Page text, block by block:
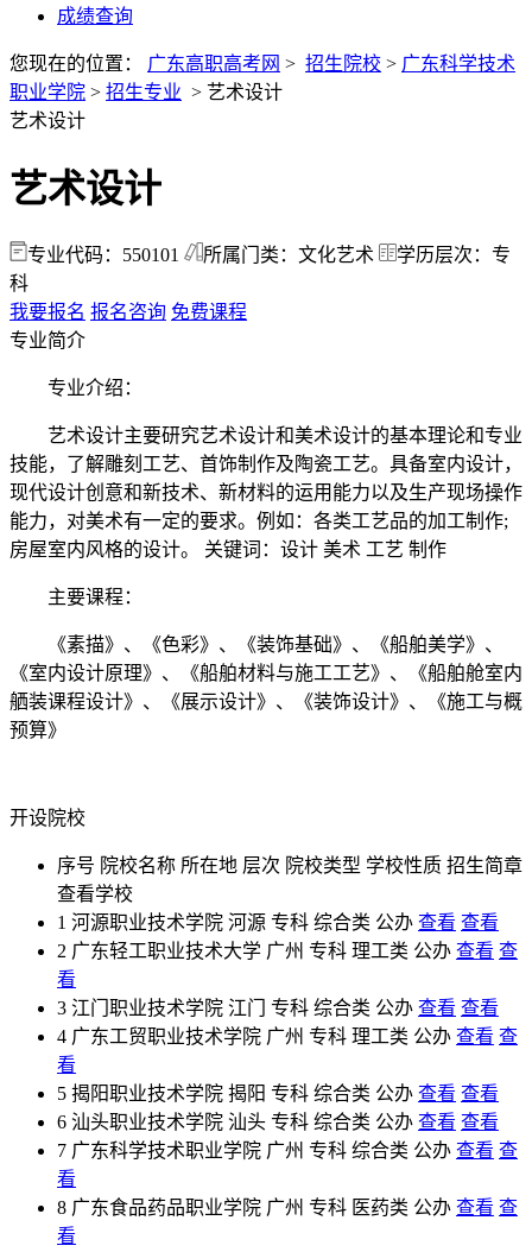
成绩查询
您现在的位置： 广东高职高考网 > 招生院校 > 广东科学技术
职业学院 > 招生专业 > 艺术设计
艺术设计
艺术设计
专业代码：550101 所属门类：文化艺术
学历层次：专
科
我要报名 报名咨询 免费课程
专业简介
专业介绍：
艺术设计主要研究艺术设计和美术设计的基本理论和专业
技能，了解雕刻工艺、首饰制作及陶瓷工艺。具备室内设计，
现代设计创意和新技术、新材料的运用能力以及生产现场操作
能力，对美术有一定的要求。例如：各类工艺品的加工制作;
房屋室内风格的设计。 关键词：设计 美术 工艺 制作
主要课程：
《素描》、《色彩》、《装饰基础》、《船舶美学》、
《室内设计原理》、《船舶材料与施工工艺》、《船舶舱室内
舾装课程设计》、《展示设计》、《装饰设计》、《施工与概
预算》
开设院校
序号 院校名称 所在地 层次 院校类型 学校性质 招生简章
查看学校
1 河源职业技术学院 河源 专科 综合类 公办 查看 查看
2 广东轻工职业技术大学 广州 专科 理工类 公办 查看 查
看
3 江门职业技术学院 江门 专科 综合类 公办 查看 查看
4 广东工贸职业技术学院 广州 专科 理工类 公办 查看 查
看
5 揭阳职业技术学院 揭阳 专科 综合类 公办 查看 查看
6 汕头职业技术学院 汕头 专科 综合类 公办 查看 查看
7 广东科学技术职业学院 广州 专科 综合类 公办 查看 查
看
8 广东食品药品职业学院 广州 专科 医药类 公办 查看 查
看